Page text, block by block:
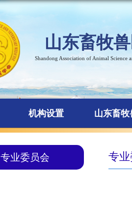
山东畜牧
Shandong Association of Animal Science
机构设置 山东畜
专业委员会 专